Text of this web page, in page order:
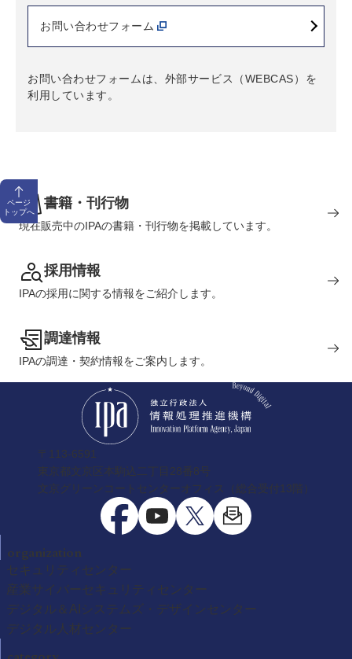
お問い合わせフォーム
お問い合わせフォームは、外部サービス（WEBCAS）を
利用しています。
ページ
トップへ
書籍・刊行物
現在販売中のIPAの書籍・刊行物を掲載しています。
採用情報
IPAの採用に関する情報をご紹介します。
調達情報
IPAの調達・契約情報をご案内します。
〒113-6591
東京都文京区本駒込二丁目28番8号
文京グリーンコートセンターオフィス（総合受付13階）
organization
セキュリティセンター
産業サイバーセキュリティセンター
デジタル＆AIシステムズ・デザインセンター
デジタル人材センター